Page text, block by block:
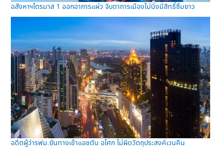
อสังหาฯไตรมาส 1 ออกอาการแผ่ว จับตาการเมืองไม่นิ่งมีสิทธิ์ซึมยาว
อดีตผู้ว่ารฟม.ยันทางเข้าแอชตัน อโศก ไม่ผิดวัตถุประสงค์เวนคืน